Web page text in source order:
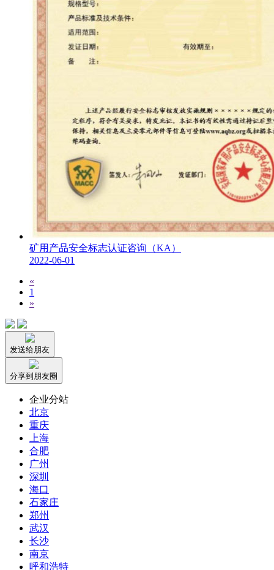
矿用产品安全标志认证咨询（KA）
2022-06-01
«
1
»
发送给朋友
分享到朋友圈
企业分站
北京
重庆
上海
合肥
广州
深圳
海口
石家庄
郑州
武汉
长沙
南京
呼和浩特